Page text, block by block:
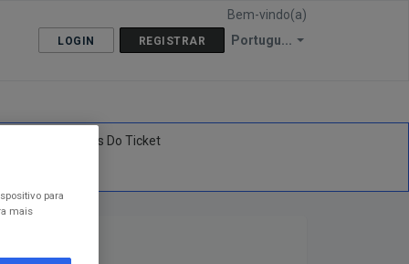
Portugu...
Bem-vindo(a)
LOGIN REGISTRAR
Verificar O Status Do Ticket
para
mais